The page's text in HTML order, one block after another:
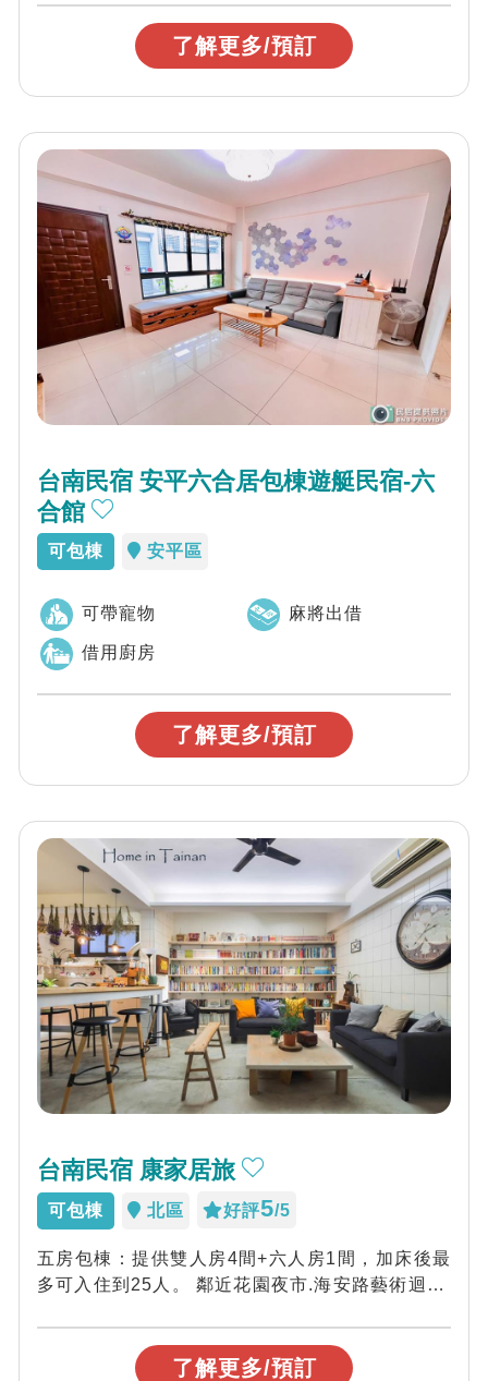
了解更多/預訂
台南民宿 安平六合居包棟遊艇民宿-六
合館
可包棟 安平區
可帶寵物 麻將出借
借用廚房
了解更多/預訂
台南民宿 康家居旅
可包棟 北區 好評5/5
五房包棟：提供雙人房4間+六人房1間，加床後最
多可入住到25人。 鄰近花園夜市.海安路藝術迴廊/
了解更多/預訂